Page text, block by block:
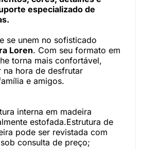
especializado de
se unem no sofisticado
Loren. Com seu formato em
torna mais confortável,
na hora de desfrutar
e amigos.
interna em madeira
estofada.Estrutura de
pode ser revistada com
consulta de preço;